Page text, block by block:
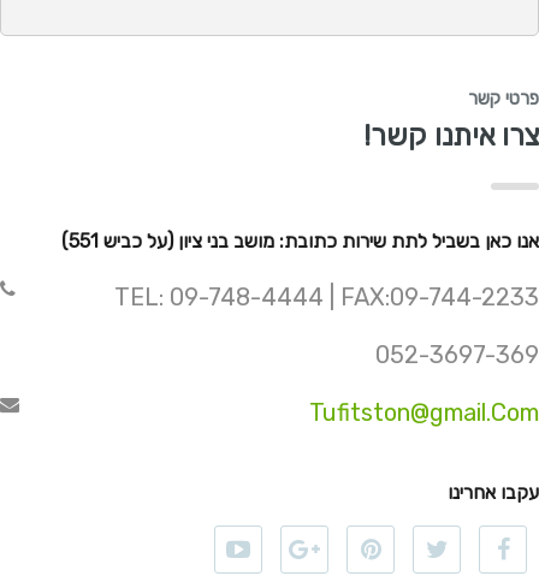
פרטי קשר
צרו איתנו קשר!
אנו כאן בשביל לתת שירות כתובת: מושב בני ציון (על כביש 551)
TEL: 09-748-4444 | FAX:09-744-2233
052-3697-369
Tufitston@gmail.Com
עקבו אחרינו